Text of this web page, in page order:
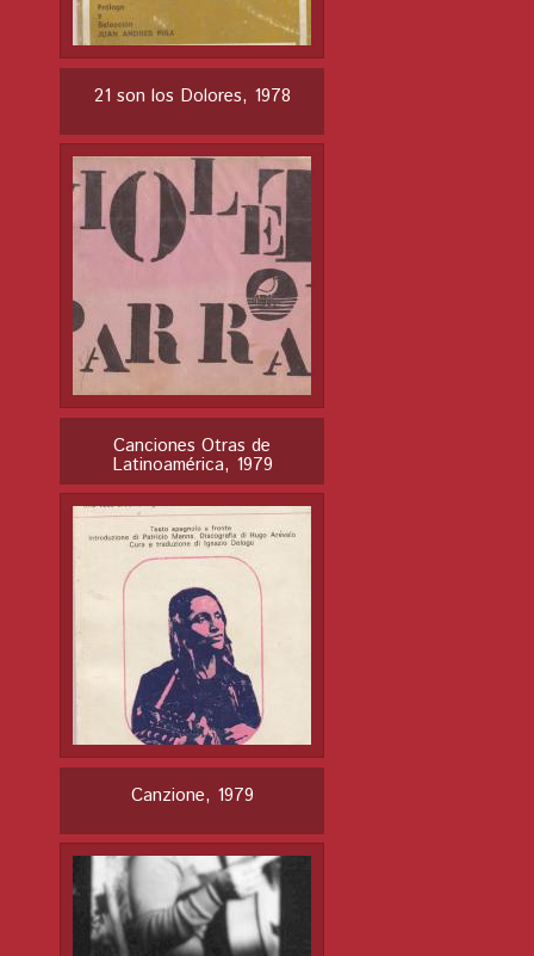
21 son los Dolores, 1978
Canciones Otras de
Latinoamérica, 1979
Canzione, 1979